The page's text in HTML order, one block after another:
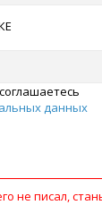
данных
не писал,